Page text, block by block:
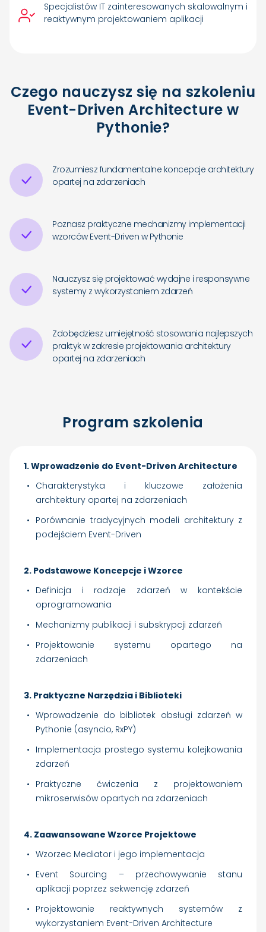
Specjalistów IT zainteresowanych skalowalnym i
reaktywnym projektowaniem aplikacji
Czego nauczysz się na szkoleniu
Event-Driven Architecture w
Pythonie?
Zrozumiesz fundamentalne koncepcje architektury
opartej na zdarzeniach
Poznasz praktyczne mechanizmy implementacji
wzorców Event-Driven w Pythonie
Nauczysz się projektować wydajne i responsywne
systemy z wykorzystaniem zdarzeń
Zdobędziesz umiejętność stosowania najlepszych
praktyk w zakresie projektowania architektury
opartej na zdarzeniach
Program szkolenia
1. Wprowadzenie do Event-Driven Architecture
Charakterystyka i kluczowe założenia
architektury opartej na zdarzeniach
Porównanie tradycyjnych modeli architektury z
podejściem Event-Driven
2. Podstawowe Koncepcje i Wzorce
Definicja i rodzaje zdarzeń w kontekście
oprogramowania
Mechanizmy publikacji i subskrypcji zdarzeń
Projektowanie systemu opartego na
zdarzeniach
3. Praktyczne Narzędzia i Biblioteki
Wprowadzenie do bibliotek obsługi zdarzeń w
Pythonie (asyncio, RxPY)
Implementacja prostego systemu kolejkowania
zdarzeń
Praktyczne ćwiczenia z projektowaniem
mikroserwisów opartych na zdarzeniach
4. Zaawansowane Wzorce Projektowe
Wzorzec Mediator i jego implementacja
Event Sourcing – przechowywanie stanu
aplikacji poprzez sekwencję zdarzeń
Projektowanie reaktywnych systemów z
wykorzystaniem Event-Driven Architecture